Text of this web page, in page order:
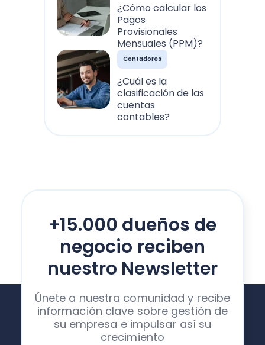
¿Cómo calcular los
Pagos
Provisionales
Mensuales (PPM)?
Contadores
¿Cuál es la
clasificación de las
cuentas
contables?
+15.000 dueños de
negocio reciben
nuestro Newsletter
Únete a nuestra comunidad y recibe
información clave sobre gestión de
su empresa e impulsar así su
crecimiento